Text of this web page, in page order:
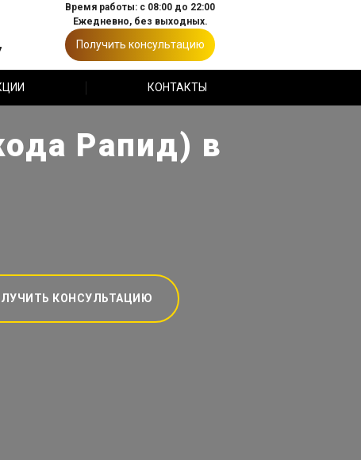
Время работы: с 08:00 до 22:00
Ежедневно, без выходных.
Получить консультацию
КОНТАКТЫ
Рапид) в
КОНСУЛЬТАЦИЮ